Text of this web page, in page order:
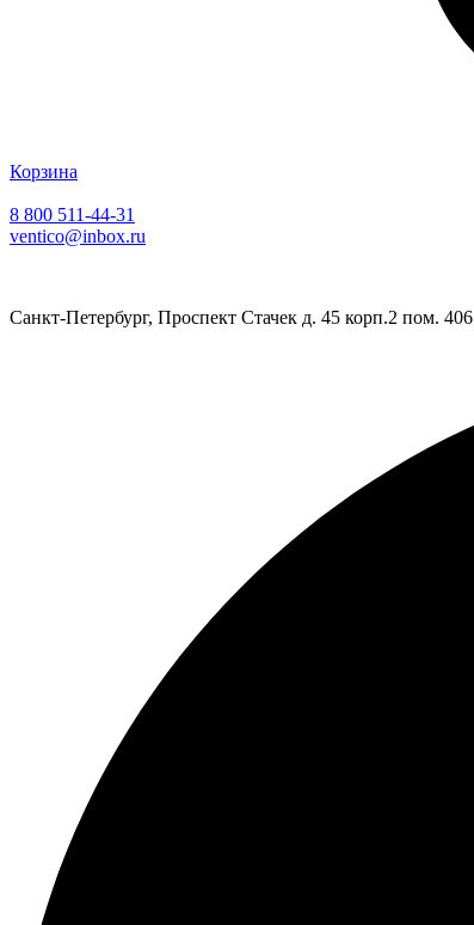
Корзина
8 800 511-44-31
ventico@inbox.ru
Санкт-Петербург, Проспект Стачек д. 45 корп.2 пом. 406